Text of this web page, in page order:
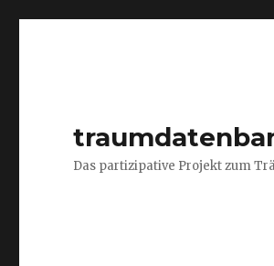
Das partizipative Projekt zum